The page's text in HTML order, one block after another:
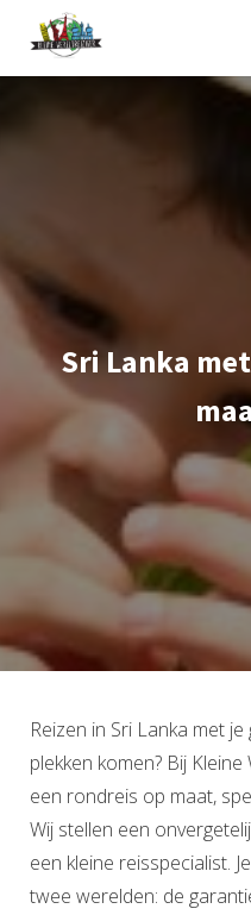
Sri Lanka
Reizen in Sri Lanka met
plekken komen? Bij
een rondreis op maat,
Wij stellen een
een kleine reisspecialist.
twee werelden: de